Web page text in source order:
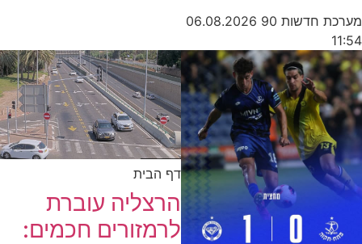
מערכת חדשות 90
06.08.2026
11:54
דף הבית
הרצליה עוברת
לרמזורים חכמים: